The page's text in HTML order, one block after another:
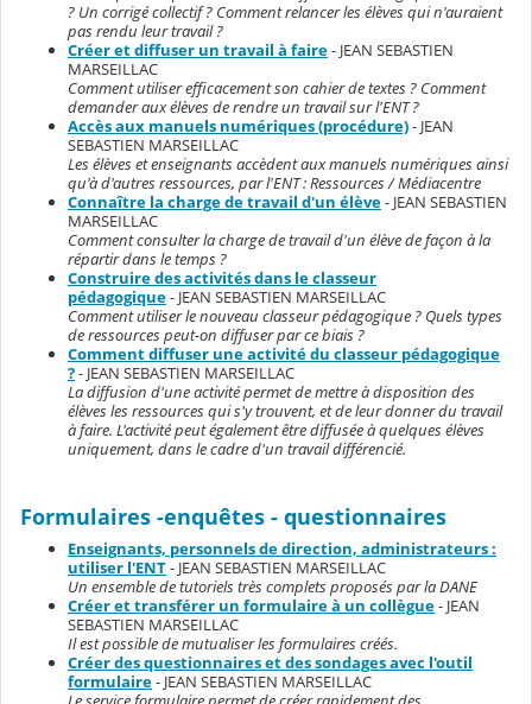
? Un corrigé collectif ? Comment relancer les élèves qui n'auraient
pas rendu leur travail ?
Créer et diffuser un travail à faire- JEAN SEBASTIEN
MARSEILLAC
Comment utiliser efficacement son cahier de textes ? Comment
demander aux élèves de rendre un travail sur l'ENT ?
Accès aux manuels numériques (procédure)- JEAN
SEBASTIEN MARSEILLAC
Les élèves et enseignants accèdent aux manuels numériques ainsi
qu'à d'autres ressources, par l'ENT : Ressources / Médiacentre
Connaître la charge de travail d'un élève- JEAN SEBASTIEN
MARSEILLAC
Comment consulter la charge de travail d'un élève de façon à la
répartir dans le temps ?
Construire des activités dans le classeur
pédagogique- JEAN SEBASTIEN MARSEILLAC
Comment utiliser le nouveau classeur pédagogique ? Quels types
de ressources peut-on diffuser par ce biais ?
Comment diffuser une activité du classeur pédagogique
?- JEAN SEBASTIEN MARSEILLAC
La diffusion d'une activité permet de mettre à disposition des
élèves les ressources qui s'y trouvent, et de leur donner du travail
à faire. L'activité peut également être diffusée à quelques élèves
uniquement, dans le cadre d'un travail différencié.
Formulaires -enquêtes - questionnaires
Enseignants, personnels de direction, administrateurs :
utiliser l'ENT- JEAN SEBASTIEN MARSEILLAC
Un ensemble de tutoriels très complets proposés par la DANE
Créer et transférer un formulaire à un collègue- JEAN
SEBASTIEN MARSEILLAC
Il est possible de mutualiser les formulaires créés.
Créer des questionnaires et des sondages avec l'outil
formulaire- JEAN SEBASTIEN MARSEILLAC